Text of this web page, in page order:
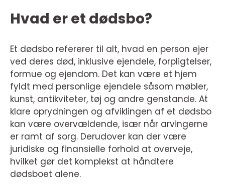
Hvad er et dødsbo?
Et dødsbo refererer til alt, hvad en person ejer
ved deres død, inklusive ejendele, forpligtelser,
formue og ejendom. Det kan være et hjem
fyldt med personlige ejendele såsom møbler,
kunst, antikviteter, tøj og andre genstande. At
klare oprydningen og afviklingen af et dødsbo
kan være overvældende, især når arvingerne
er ramt af sorg. Derudover kan der være
juridiske og finansielle forhold at overveje,
hvilket gør det komplekst at håndtere
dødsboet alene.